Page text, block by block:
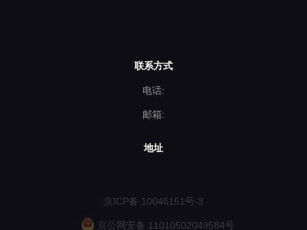
联系方式
电话:
邮箱:
地址
京ICP备 10046151号-3
京公网安备 11010502049584号